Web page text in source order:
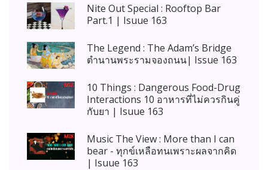
Nite Out Special : Rooftop Bar
Part.1 | Isuue 163
The Legend : The Adam’s Bridge
ตำนานพระรามจองถนน| Issue 163
10 Things : Dangerous Food-Drug
Interactions 10 อาหารที่ไม่ควรกินคู่
กับยา | Isuue 163
Music The View : More than I can
bear - ทุกข์เหลือทนเพราะผลจากคิด
| Isuue 163